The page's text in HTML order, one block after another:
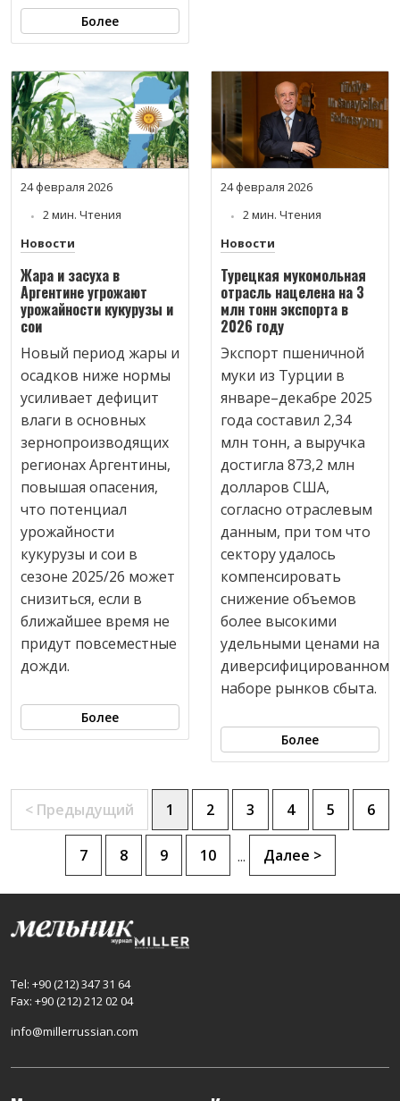
Более
24 февраля 2026
2 мин. Чтения
Новости
Жара и засуха в
Аргентине угрожают
урожайности кукурузы и
сои
Новый период жары и
осадков ниже нормы
усиливает дефицит
влаги в основных
зернопроизводящих
регионах Аргентины,
повышая опасения,
что потенциал
урожайности
кукурузы и сои в
сезоне 2025/26 может
снизиться, если в
ближайшее время не
придут повсеместные
дожди.
Более
24 февраля 2026
2 мин. Чтения
Новости
Турецкая мукомольная
отрасль нацелена на 3
млн тонн экспорта в
2026 году
Экспорт пшеничной
муки из Турции в
январе–декабре 2025
года составил 2,34
млн тонн, а выручка
достигла 873,2 млн
долларов США,
согласно отраслевым
данным, при том что
сектору удалось
компенсировать
снижение объемов
более высокими
удельными ценами на
диверсифицированном
наборе рынков сбыта.
Более
< Предыдущий 1 2 3 4 5 6
7 8 9 10 ... Далее >
Tel: +90 (212) 347 31 64
Fax: +90 (212) 212 02 04
info@millerrussian.com